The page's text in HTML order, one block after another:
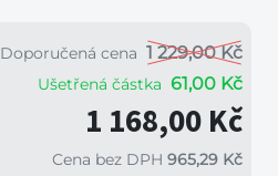
Doporučená cena 1 229,00 Kč
Ušetřená částka 61,00 Kč
1 168,00 Kč
Cena bez DPH 965,29 Kč